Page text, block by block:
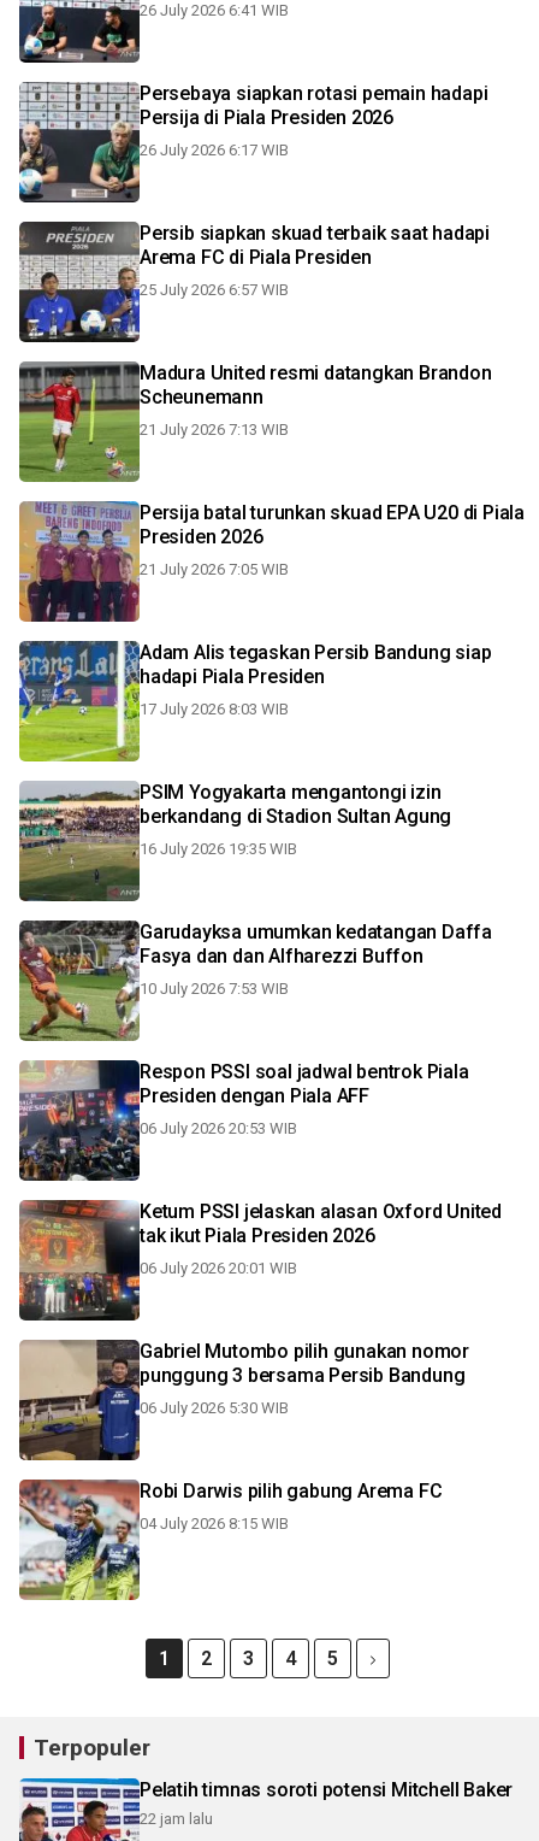
26 July 2026 6:41 WIB
Persebaya siapkan rotasi pemain hadapi
Persija di Piala Presiden 2026
26 July 2026 6:17 WIB
Persib siapkan skuad terbaik saat hadapi
Arema FC di Piala Presiden
25 July 2026 6:57 WIB
Madura United resmi datangkan Brandon
Scheunemann
21 July 2026 7:13 WIB
Persija batal turunkan skuad EPA U20 di Piala
Presiden 2026
21 July 2026 7:05 WIB
Adam Alis tegaskan Persib Bandung siap
hadapi Piala Presiden
17 July 2026 8:03 WIB
PSIM Yogyakarta mengantongi izin
berkandang di Stadion Sultan Agung
16 July 2026 19:35 WIB
Garudayksa umumkan kedatangan Daffa
Fasya dan dan Alfharezzi Buffon
10 July 2026 7:53 WIB
Respon PSSI soal jadwal bentrok Piala
Presiden dengan Piala AFF
06 July 2026 20:53 WIB
Ketum PSSI jelaskan alasan Oxford United
tak ikut Piala Presiden 2026
06 July 2026 20:01 WIB
Gabriel Mutombo pilih gunakan nomor
punggung 3 bersama Persib Bandung
06 July 2026 5:30 WIB
Robi Darwis pilih gabung Arema FC
04 July 2026 8:15 WIB
1 2 3 4 5
Terpopuler
Pelatih timnas soroti potensi Mitchell Baker
22 jam lalu